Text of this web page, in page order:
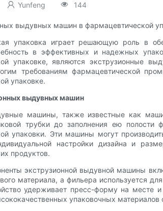
Yunfeng 144
выдувных машин в фармацевтической
упаковка играет решающую роль в
в эффективных и надежных
упаковке, являются экструзионные
требованиям фармацевтической
упаковке.
выдувных машин
машины, также известные как
трубки до заполнения ею
упаковки. Эти машины могут
настройки дизайна и
продуктов.
экструзионной выдувной машины
материала, а фильера используется
удерживает пресс-форму на месте
упаковочных